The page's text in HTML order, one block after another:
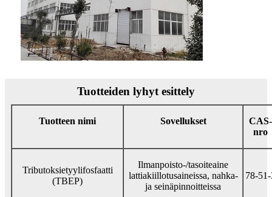
Tuotteiden lyhyt esittely
Tuotteen nimi Sovellukset
CAS-
nro
Tributoksietyylifosfaatti
(TBEP)
Ilmanpoisto-/tasoiteaine
lattiakiillotusaineissa, nahka-
ja seinäpinnoitteissa
78-